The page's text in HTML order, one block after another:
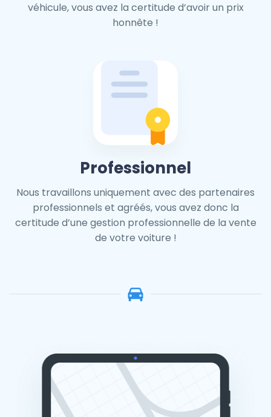
véhicule, vous avez la certitude d’avoir un prix
honnête !
Professionnel
Nous travaillons uniquement avec des partenaires
professionnels et agréés, vous avez donc la
certitude d’une gestion professionnelle de la vente
de votre voiture !